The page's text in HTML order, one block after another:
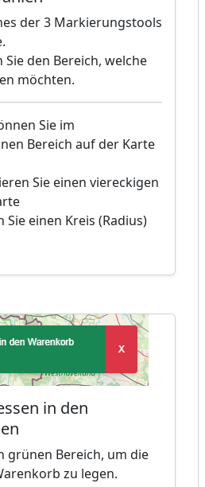
der 3 Markierungstools
den Bereich, welche
möchten.
Sie im
Bereich auf der Karte
Sie einen viereckigen
Sie einen Kreis (Radius)
in den
grünen Bereich, um die
zu legen.